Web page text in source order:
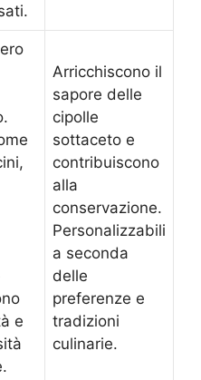
e
Arricchiscono il
sapore delle
cipolle
sottaceto e
contribuiscono
alla
conservazione.
Personalizzabili
a seconda
delle
preferenze e
tradizioni
culinarie.